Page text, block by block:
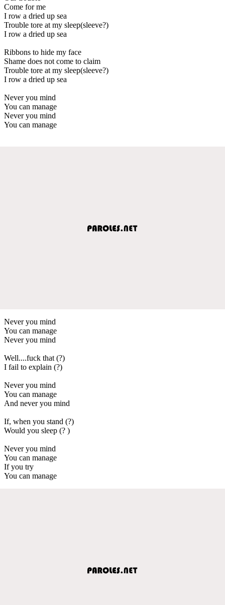
Come for me
I row a dried up sea
Trouble tore at my sleep(sleeve?)
I row a dried up sea
Ribbons to hide my face
Shame does not come to claim
Trouble tore at my sleep(sleeve?)
I row a dried up sea
Never you mind
You can manage
Never you mind
You can manage
Never you mind
You can manage
Never you mind
Well....fuck that (?)
I fail to explain (?)
Never you mind
You can manage
And never you mind
If, when you stand (?)
Would you sleep (? )
Never you mind
You can manage
If you try
You can manage